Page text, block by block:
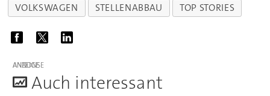
VOLKSWAGEN
STELLENABBAU TOP STORIES
ANZEIGE
Auch interessant